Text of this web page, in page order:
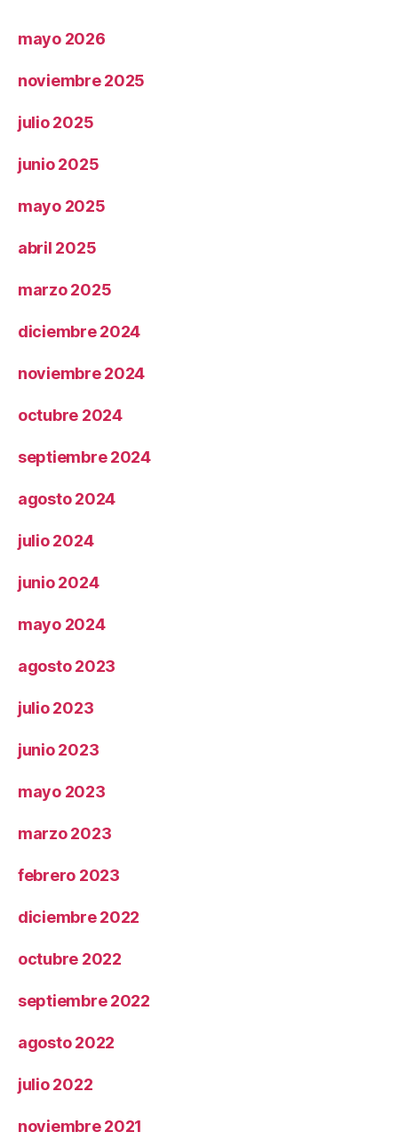
mayo 2026
noviembre 2025
julio 2025
junio 2025
mayo 2025
abril 2025
marzo 2025
diciembre 2024
noviembre 2024
octubre 2024
septiembre 2024
agosto 2024
julio 2024
junio 2024
mayo 2024
agosto 2023
julio 2023
junio 2023
mayo 2023
marzo 2023
febrero 2023
diciembre 2022
octubre 2022
septiembre 2022
agosto 2022
julio 2022
noviembre 2021